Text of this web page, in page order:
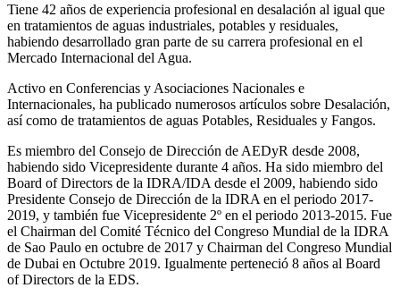
Tiene 42 años de experiencia profesional en desalación al igual que
en tratamientos de aguas industriales, potables y residuales,
habiendo desarrollado gran parte de su carrera profesional en el
Mercado Internacional del Agua.
Activo en Conferencias y Asociaciones Nacionales e
Internacionales, ha publicado numerosos artículos sobre Desalación,
así como de tratamientos de aguas Potables, Residuales y Fangos.
Es miembro del Consejo de Dirección de AEDyR desde 2008,
habiendo sido Vicepresidente durante 4 años. Ha sido miembro del
Board of Directors de la IDRA/IDA desde el 2009, habiendo sido
Presidente Consejo de Dirección de la IDRA en el periodo 2017-
2019, y también fue Vicepresidente 2º en el periodo 2013-2015. Fue
el Chairman del Comité Técnico del Congreso Mundial de la IDRA
de Sao Paulo en octubre de 2017 y Chairman del Congreso Mundial
de Dubai en Octubre 2019. Igualmente perteneció 8 años al Board
of Directors de la EDS.